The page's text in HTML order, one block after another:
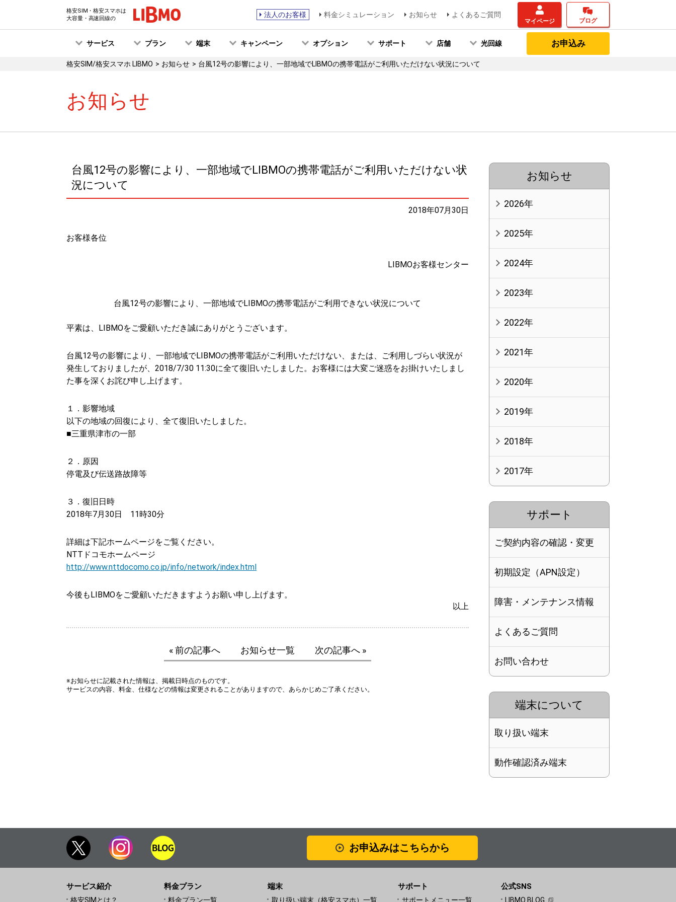
格安SIM・格安スマホは
大容量・高速回線の
法人のお客様 料金シミュレーション お知らせ よくあるご質問
マイページ ブログ
サービス プラン 端末 キャンペーン オプション サポート 店舗 光回線 お申込み
格安SIM/格安スマホ LIBMO お知らせ 台風12号の影響により、一部地域でLIBMOの携帯電話がご利用いただけない状況について
お知らせ
台風12号の影響により、一部地域でLIBMOの携帯電話がご利用いただけない状
況について
2018年07月30日
お客様各位
LIBMOお客様センター
台風12号の影響により、一部地域でLIBMOの携帯電話がご利用できない状況について
平素は、LIBMOをご愛顧いただき誠にありがとうございます。
台風12号の影響により、一部地域でLIBMOの携帯電話がご利用いただけない、または、ご利用しづらい状況が
発生しておりましたが、2018/7/30 11:30に全て復旧いたしました。お客様には大変ご迷惑をお掛けいたしまし
た事を深くお詫び申し上げます。
１．影響地域
以下の地域の回復により、全て復旧いたしました。
■三重県津市の一部
２．原因
停電及び伝送路故障等
３．復旧日時
2018年7月30日 11時30分
詳細は下記ホームページをご覧ください。
NTTドコモホームページ
http://www.nttdocomo.co.jp/info/network/index.html
今後もLIBMOをご愛顧いただきますようお願い申し上げます。
以上
« 前の記事へ お知らせ一覧 次の記事へ »
※お知らせに記載された情報は、掲載日時点のものです。
サービスの内容、料金、仕様などの情報は変更されることがありますので、あらかじめご了承ください。
お知らせ
2026年
2025年
2024年
2023年
2022年
2021年
2020年
2019年
2018年
2017年
サポート
ご契約内容の確認・変更
初期設定（APN設定）
障害・メンテナンス情報
よくあるご質問
お問い合わせ
端末について
取り扱い端末
動作確認済み端末
お申込みはこちらから
サービス紹介
格安SIMとは？
料金プラン
料金プラン一覧
端末
取り扱い端末（格安スマホ）一覧
サポート
サポートメニュー一覧
公式SNS
LIBMO BLOG